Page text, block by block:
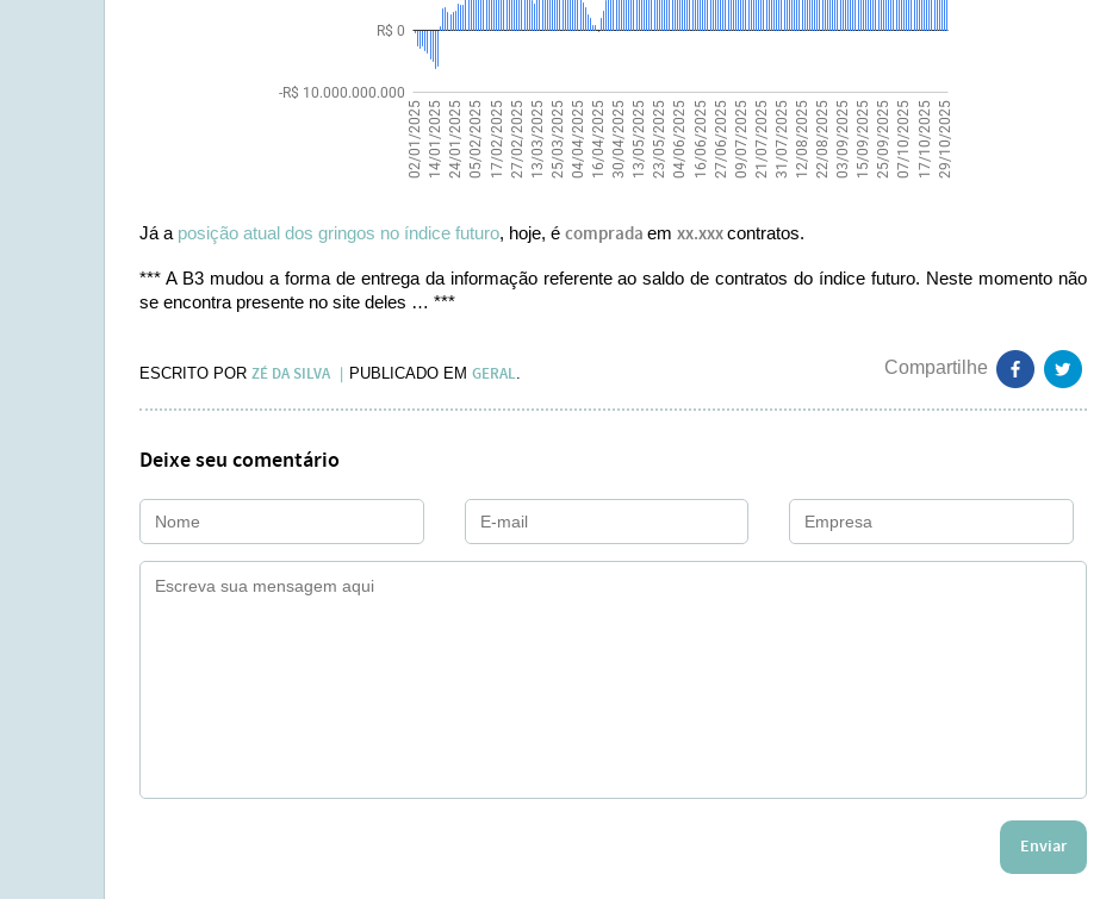
Já a posição atual dos gringos no índice futuro, hoje, é comprada em xx.xxxcontratos.
*** A B3 mudou a forma de entrega da informação referente ao saldo de contratos do índice futuro. Neste momento não
se encontra presente no site deles … ***
ESCRITO POR ZÉ DA SILVA PUBLICADO EM GERAL.
Deixe seu comentário
Enviar